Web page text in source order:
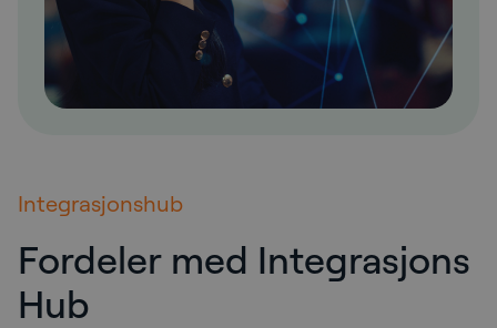
Integrasjonshub
Fordeler med Integrasjons
Hub